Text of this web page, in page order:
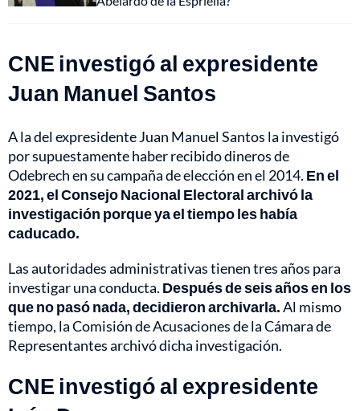
CNE investigó al expresidente
Juan Manuel Santos
A la del expresidente Juan Manuel Santos la investigó
por supuestamente haber recibido dineros de
Odebrech en su campaña de elección en el 2014. En el
2021, el Consejo Nacional Electoral archivó la
investigación porque ya el tiempo les había
caducado.
Las autoridades administrativas tienen tres años para
investigar una conducta. Después de seis años en los
que no pasó nada, decidieron archivarla.Al mismo
tiempo, la Comisión de Acusaciones de la Cámara de
Representantes archivó dicha investigación.
CNE investigó al expresidente